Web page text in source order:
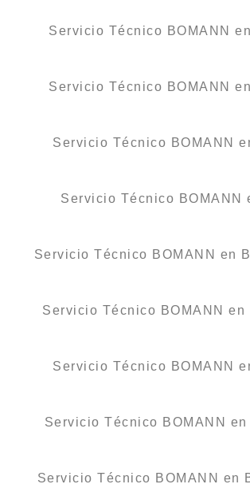
Servicio Técnico BOMANN
Servicio Técnico BOMANN
Servicio Técnico BOMANN
Servicio Técnico BOMANN
Servicio Técnico BOMANN en
Servicio Técnico BOMANN en
Servicio Técnico BOMANN
Servicio Técnico BOMANN
Servicio Técnico BOMANN en